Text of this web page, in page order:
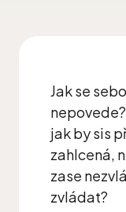
Jak se
jak by sis
zahlcená,
zase
zvládat?